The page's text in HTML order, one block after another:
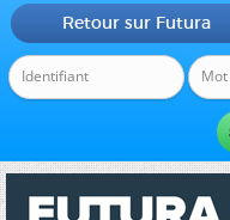
Retour sur Futura